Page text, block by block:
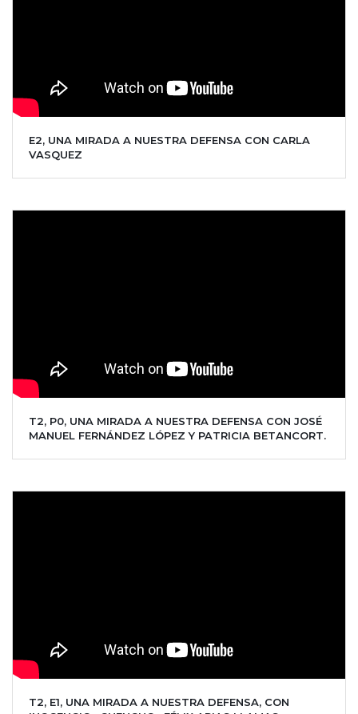
E2, UNA MIRADA A NUESTRA DEFENSA CON CARLA
VASQUEZ
T2, P0, UNA MIRADA A NUESTRA DEFENSA CON JOSÉ
MANUEL FERNÁNDEZ LÓPEZ Y PATRICIA BETANCORT.
T2, E1, UNA MIRADA A NUESTRA DEFENSA, CON